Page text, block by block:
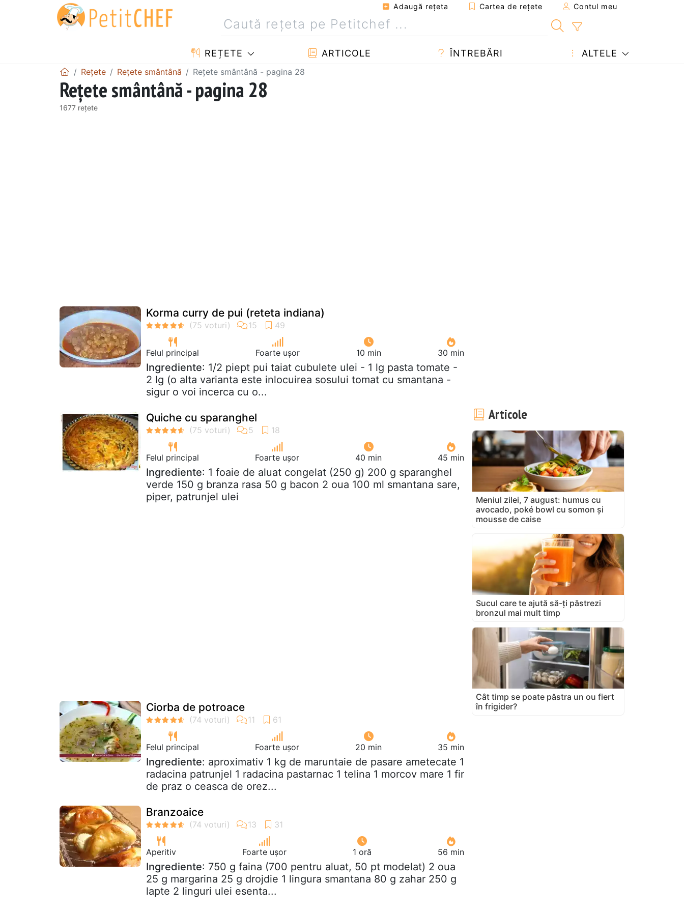
Adaugă reţeta Cartea de rețete Contul meu
REȚETE ARTICOLE ÎNTREBĂRI ALTELE
Rețete Rețete smântână Rețete smântână - pagina 28
Rețete smântână - pagina 28
1677 rețete
Korma curry de pui (reteta indiana)
Felul principal Foarte ușor 10 min 30 min
Ingrediente: 1/2 piept pui taiat cubulete ulei - 1 lg pasta tomate -
2 lg (o alta varianta este inlocuirea sosului tomat cu smantana -
sigur o voi incerca cu o...
Quiche cu sparanghel
Felul principal Foarte ușor 40 min 45 min
Ingrediente: 1 foaie de aluat congelat (250 g) 200 g sparanghel
verde 150 g branza rasa 50 g bacon 2 oua 100 ml smantana sare,
piper, patrunjel ulei
Ciorba de potroace
Felul principal Foarte ușor 20 min 35 min
Ingrediente: aproximativ 1 kg de maruntaie de pasare ametecate 1
radacina patrunjel 1 radacina pastarnac 1 telina 1 morcov mare 1 fir
de praz o ceasca de orez...
Branzoaice
Aperitiv Foarte ușor 1 oră 56 min
Ingrediente: 750 g faina (700 pentru aluat, 50 pt modelat) 2 oua
25 g margarina 25 g drojdie 1 lingura smantana 80 g zahar 250 g
lapte 2 linguri ulei esenta...
Articole
Meniul zilei, 7 august: humus cu
avocado, poké bowl cu somon și
mousse de caise
Sucul care te ajută să-ți păstrezi
bronzul mai mult timp
Cât timp se poate păstra un ou fiert
în frigider?